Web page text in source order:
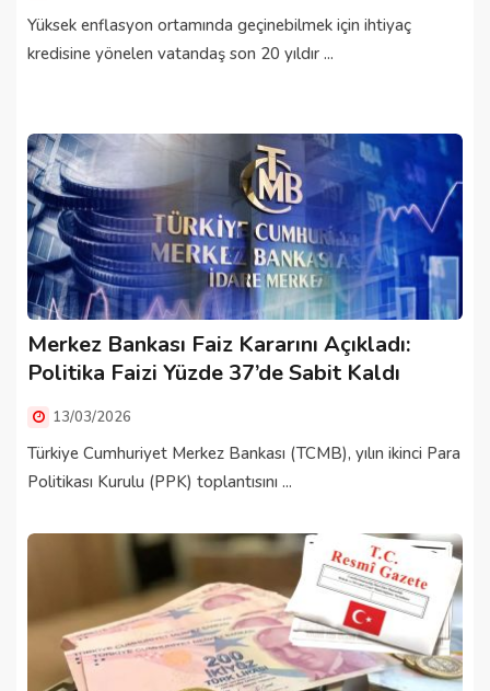
Yüksek enflasyon ortamında geçinebilmek için ihtiyaç
kredisine yönelen vatandaş son 20 yıldır ...
Merkez Bankası Faiz Kararını Açıkladı:
Politika Faizi Yüzde 37’de Sabit Kaldı
13/03/2026
Türkiye Cumhuriyet Merkez Bankası (TCMB), yılın ikinci Para
Politikası Kurulu (PPK) toplantısını ...